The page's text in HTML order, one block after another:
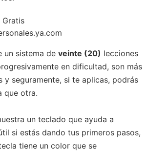
Gratis
un sistema de veinte (20) lecciones
en dificultad, son más
y seguramente, si te aplicas, podrás
que otra.
un teclado que ayuda a
si estás dando tus primeros pasos,
tiene un color que se